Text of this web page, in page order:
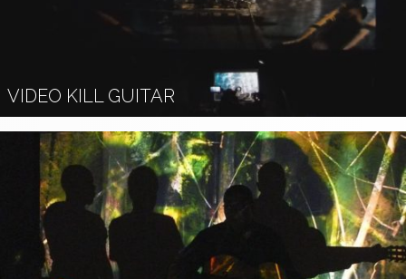
VIDEO KILL GUITAR